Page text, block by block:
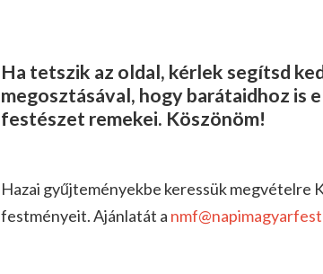
Ha tetszik az oldal, kérlek segítsd
megosztásával, hogy barátaidhoz is
festészet remekei. Köszönöm!
Hazai gyűjteményekbe keressük megvételre
festményeit. Ajánlatát a